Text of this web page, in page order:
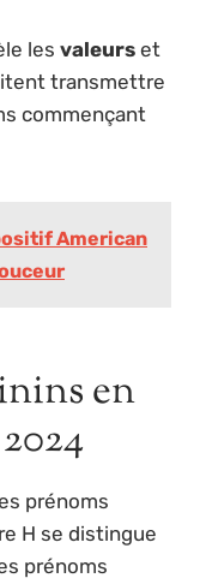
les valeurs et
transmettre
commençant
American
en
prénoms
H se distingue
prénoms